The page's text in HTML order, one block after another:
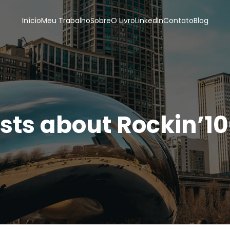
InícioMeu TrabalhoSobreO LivroLinkedInContatoBlog
about